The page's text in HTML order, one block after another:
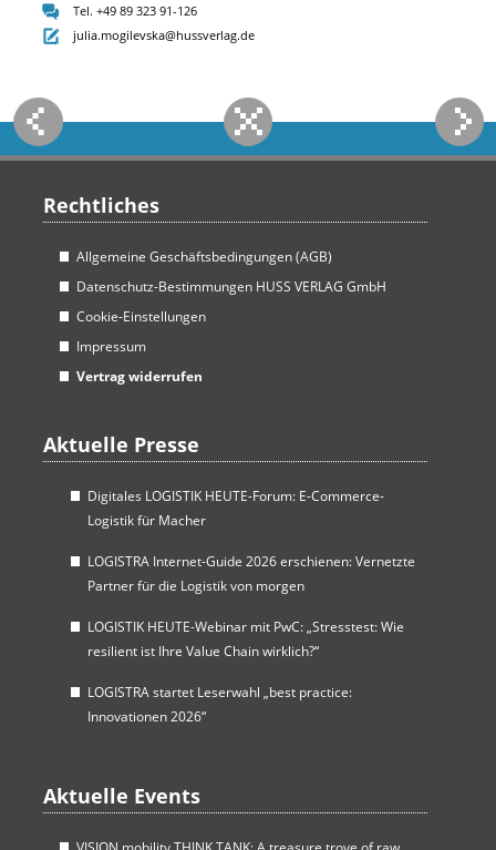
Tel. +49 89 323 91-126
julia.mogilevska@hussverlag.de
Rechtliches
Allgemeine Geschäftsbedingungen (AGB)
Datenschutz-Bestimmungen HUSS VERLAG GmbH
Cookie-Einstellungen
Impressum
Vertrag widerrufen
Aktuelle Presse
Digitales LOGISTIK HEUTE-Forum: E-Commerce-
Logistik für Macher
LOGISTRA Internet-Guide 2026 erschienen: Vernetzte
Partner für die Logistik von morgen
LOGISTIK HEUTE-Webinar mit PwC: „Stresstest: Wie
resilient ist Ihre Value Chain wirklich?“
LOGISTRA startet Leserwahl „best practice:
Innovationen 2026“
Aktuelle Events